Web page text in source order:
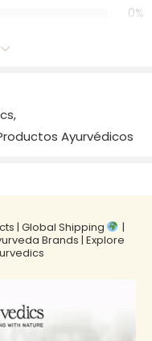
0%
,
Ayurvédicos
| Global Shipping
|
Brands | Explore